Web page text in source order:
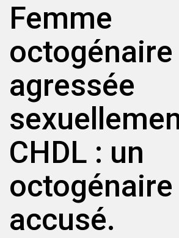
Femme
octogénaire
agressée
CHDL : un
octogénaire
accusé.